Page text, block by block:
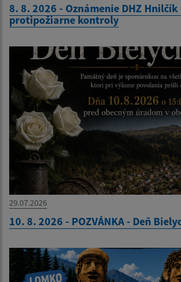
8. 8. 2026 - Oznámenie DHZ
protipožiarne kontroly
29.07.2026
10. 8. 2026 - POZVÁNKA - Deň